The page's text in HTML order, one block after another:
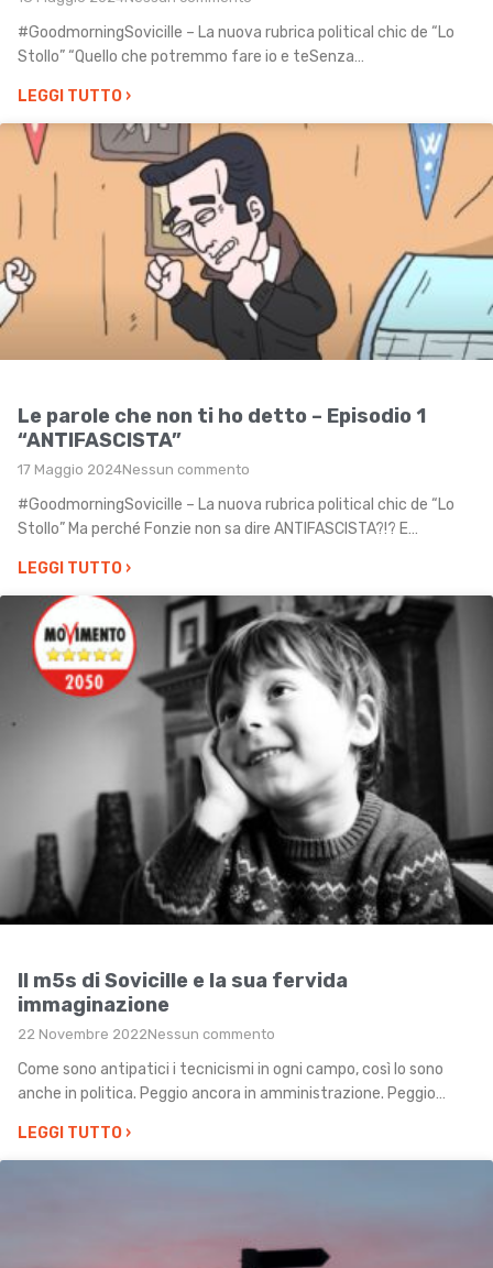
#GoodmorningSovicille – La nuova rubrica political chic de “Lo
Stollo” “Quello che potremmo fare io e teSenza…
LEGGI TUTTO ›
Le parole che non ti ho detto – Episodio 1
“ANTIFASCISTA”
17 Maggio 2024Nessun commento
#GoodmorningSovicille – La nuova rubrica political chic de “Lo
Stollo” Ma perché Fonzie non sa dire ANTIFASCISTA?!? E…
LEGGI TUTTO ›
Il m5s di Sovicille e la sua fervida
immaginazione
22 Novembre 2022Nessun commento
Come sono antipatici i tecnicismi in ogni campo, così lo sono
anche in politica. Peggio ancora in amministrazione. Peggio…
LEGGI TUTTO ›